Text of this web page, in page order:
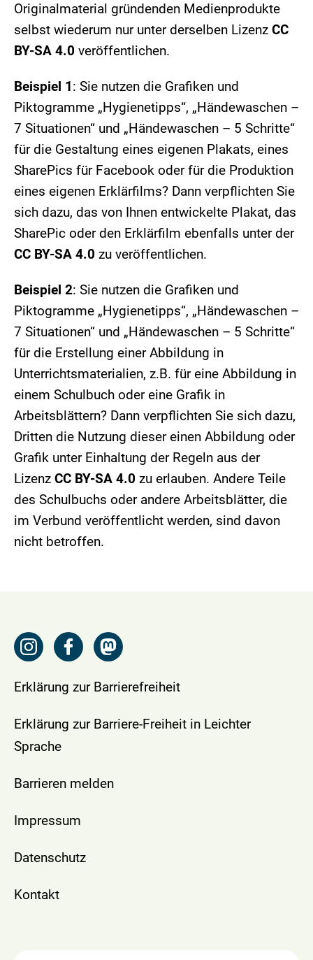
Originalmaterial gründenden Medienprodukte
selbst wiederum nur unter derselben Lizenz CC
BY-SA 4.0 veröffentlichen.
Beispiel 1: Sie nutzen die Grafiken und
Piktogramme „Hygienetipps“, „Händewaschen –
7 Situationen“ und „Händewaschen – 5 Schritte“
für die Gestaltung eines eigenen Plakats, eines
SharePics für Facebook oder für die Produktion
eines eigenen Erklärfilms? Dann verpflichten Sie
sich dazu, das von Ihnen entwickelte Plakat, das
SharePic oder den Erklärfilm ebenfalls unter der
CC BY-SA 4.0 zu veröffentlichen.
Beispiel 2: Sie nutzen die Grafiken und
Piktogramme „Hygienetipps“, „Händewaschen –
7 Situationen“ und „Händewaschen – 5 Schritte“
für die Erstellung einer Abbildung in
Unterrichtsmaterialien, z.B. für eine Abbildung in
einem Schulbuch oder eine Grafik in
Arbeitsblättern? Dann verpflichten Sie sich dazu,
Dritten die Nutzung dieser einen Abbildung oder
Grafik unter Einhaltung der Regeln aus der
Lizenz CC BY-SA 4.0 zu erlauben. Andere Teile
des Schulbuchs oder andere Arbeitsblätter, die
im Verbund veröffentlicht werden, sind davon
nicht betroffen.
Erklärung zur Barrierefreiheit
Erklärung zur Barriere-Freiheit in Leichter
Sprache
Barrieren melden
Impressum
Datenschutz
Kontakt